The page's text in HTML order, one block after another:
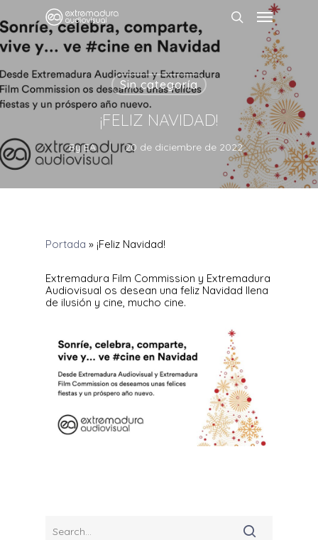
Sin categoría
¡FELIZ NAVIDAD!
ByEA 20 de diciembre de 2022
Portada » ¡Feliz Navidad!
Extremadura Film Commission y Extremadura
Audiovisual os desean una feliz Navidad llena
de ilusión y cine, mucho cine.